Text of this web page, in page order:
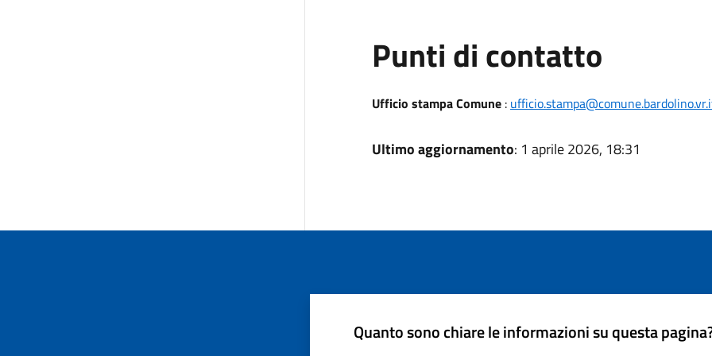
Punti di contatto
Ufficio stampa Comune:
Ultimo aggiornamento: 1 aprile 2026, 18:31
Quanto sono chiare le informazioni su questa